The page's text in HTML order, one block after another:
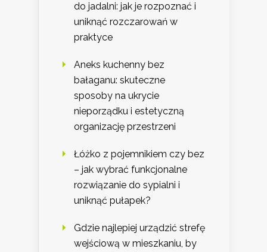
do jadalni: jak je rozpoznać i
uniknąć rozczarowań w
praktyce
Aneks kuchenny bez
bałaganu: skuteczne
sposoby na ukrycie
nieporządku i estetyczną
organizację przestrzeni
Łóżko z pojemnikiem czy bez
– jak wybrać funkcjonalne
rozwiązanie do sypialni i
uniknąć pułapek?
Gdzie najlepiej urządzić strefę
wejściową w mieszkaniu, by